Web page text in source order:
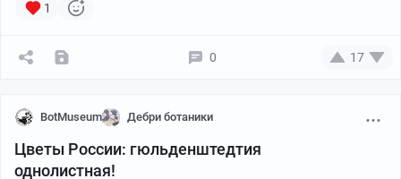
1
0 17
BotMuseum Дебри ботаники
Цветы России: гюльденштедтия
однолистная!